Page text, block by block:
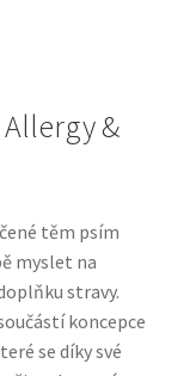
bez obilovin
Allergy &
těm psím
myslet na
stravy.
koncepce
se díky své